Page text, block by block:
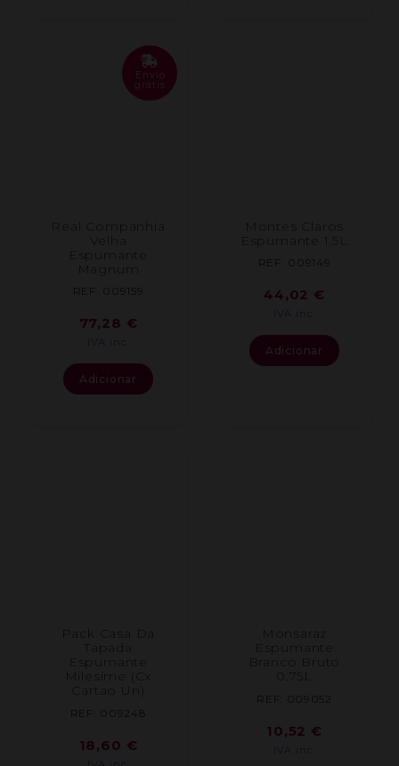
Real Companhia
Espumante
Magnum
REF: 009159
77,28 €
Envio
grátis
Adicionar
Montes Claros
Espumante 1.5L
REF: 009149
44,02 €
Adicionar
Pack Casa Da
Tapada
Espumante
Milesime (Cx
Cartao Un)
REF: 009248
18,60 €
Espumante
Branco Bruto
0.75L
REF: 009052
10,52 €